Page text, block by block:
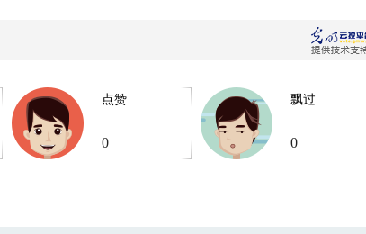
点赞
0
飘过
0